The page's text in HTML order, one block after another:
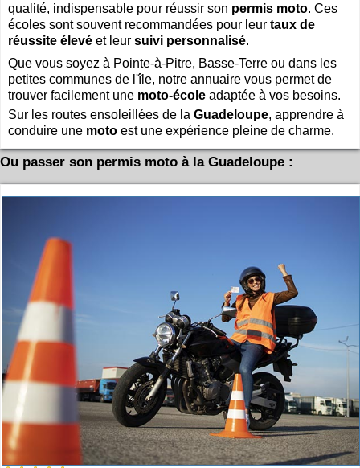
Gestion de votre compte PRO
qualité, indispensable pour réussir son permis moto. Ces
écoles sont souvent recommandées pour leur taux de
réussite élevé et leur suivi personnalisé.
Que vous soyez à Pointe-à-Pitre, Basse-Terre ou dans les
petites communes de l'île, notre annuaire vous permet de
trouver facilement une moto-école adaptée à vos besoins.
Sur les routes ensoleillées de la Guadeloupe, apprendre à
conduire une moto est une expérience pleine de charme.
Ou passer son permis moto à la Guadeloupe :